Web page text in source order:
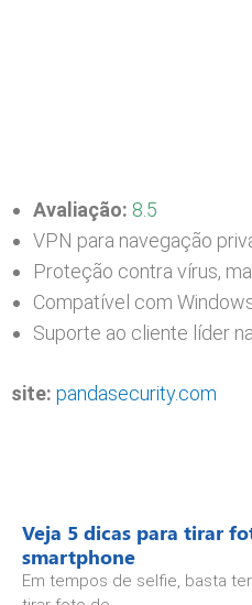
Avaliação: 8.5
VPN para navegação
Proteção contra vírus,
Compatível com
Suporte ao cliente líder
site: pandasecurity.com
Veja 5 dicas para tirar
smartphone
Em tempos de selfie, basta